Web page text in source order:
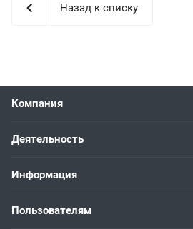
Назад к списку
Компания
Деятельность
Информация
Пользователям